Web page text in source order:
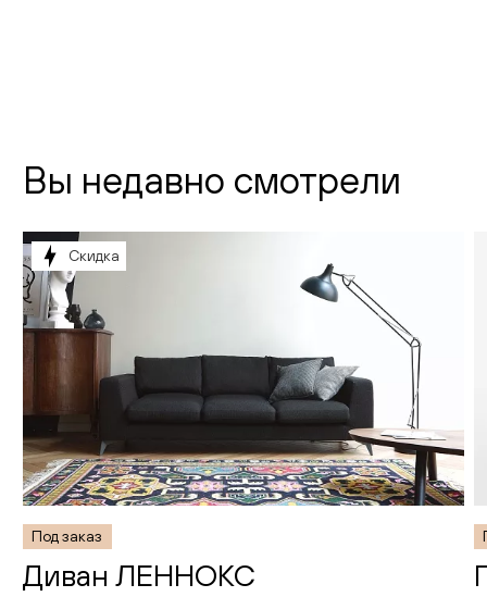
Вы недавно смотрели
Скидка
Диван ЛЕННОКС
Под заказ